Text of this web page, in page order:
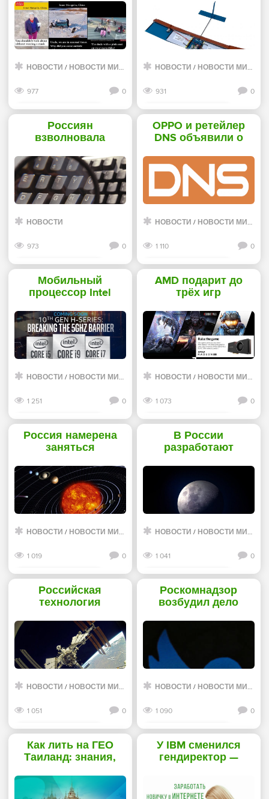
надевать маски и
сидеть дома из-за
вспышки
коронавируса -
НОВОСТИ / НОВОСТИ МИРА ИНТЕРНЕТ
977 0
Смотреть дальше
тип крыла -
«Новости сети»
НОВОСТИ / НОВОСТИ МИРА ИНТЕРНЕТ
931 0
Смотреть дальше
Россиян
взволновала
получения
силовиками их
данных просто по
запросу. -
НОВОСТИ
973 0
Смотреть дальше
OPPO и ретейлер
DNS объявили о
«Новости сети»
НОВОСТИ / НОВОСТИ МИРА ИНТЕРНЕТ
1 110 0
Смотреть дальше
Мобильный
процессор Intel
восемью ядрами
дебютирует в марте
- «Новости сети»
НОВОСТИ / НОВОСТИ МИРА ИНТЕРНЕТ
1 251 0
Смотреть дальше
AMD подарит до
трёх игр
видеокарт Radeon
RX 5000-й серии -
«Новости сети»
НОВОСТИ / НОВОСТИ МИРА ИНТЕРНЕТ
1 073 0
Смотреть дальше
Россия намерена
заняться
исследованиями
Венеры - «Новости
сети»
НОВОСТИ / НОВОСТИ МИРА ИНТЕРНЕТ
1 019 0
Смотреть дальше
В России
разработают
- «Новости сети»
НОВОСТИ / НОВОСТИ МИРА ИНТЕРНЕТ
1 041 0
Смотреть дальше
Российская
технология
космические СВЧ-
устройства меньше
и легче - «Новости
сети»
НОВОСТИ / НОВОСТИ МИРА ИНТЕРНЕТ
1 051 0
Смотреть дальше
Роскомнадзор
возбудил дело
Twitter - «Интернет»
НОВОСТИ / НОВОСТИ МИРА ИНТЕРНЕТ
1 090 0
Смотреть дальше
Как лить на ГЕО
Таиланд: знания,
лить в плюс - «Надо
знать»
У IBM сменился
гендиректор —
возглавил Арвинд
Кришна - «Новости